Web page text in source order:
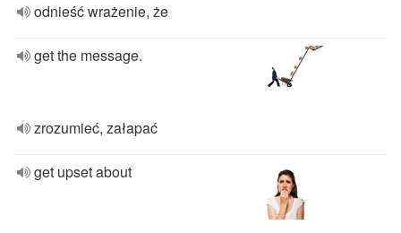
odnieść wrażenie, że
get the message.
zrozumieć, załapać
get upset about